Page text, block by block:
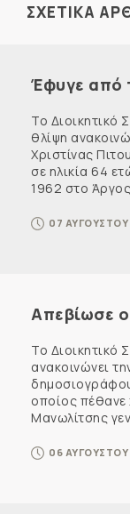
ΣΧΕΤΙΚΑ
Έφυγε από
Το Διοικητικό
θλίψη
Χριστίνας
σε ηλικία 64
1962 στο
07 ΑΥΓΟΥΣΤΟΥ
Απεβίωσε
Το Διοικητικό
ανακοινώνει
οποίος πέθανε
Μανωλίτσης
06 ΑΥΓΟΥΣΤΟΥ